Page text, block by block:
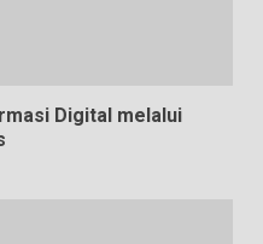
Digital melalui